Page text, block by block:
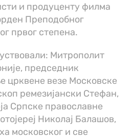
и продуценту филма
Преподобног
првог степена.
Митрополит
председник
црквене везе Московске
ремезијански Стефан,
Српске православне
Николај Балашов,
московског и све